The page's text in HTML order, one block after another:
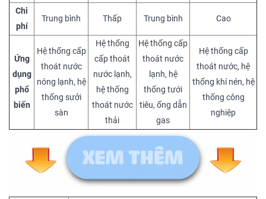
Chi
phí
Trung bình Thấp Trung bình Cao
Ứng
dụng
phổ
biến
Hệ thống cấp
thoát nước
nóng lạnh, hệ
thống sưởi
sàn
Hệ thống
cấp thoát
nước lạnh,
hệ thống
thoát nước
thải
Hệ thống cấp
thoát nước
lạnh, hệ
thống tưới
tiêu, ống dẫn
gas
Hệ thống cấp
thoát nước, hệ
thống khí nén, hệ
thống công
nghiệp